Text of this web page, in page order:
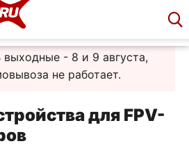
выходные - 8 и 9 августа,
не работает.
для FPV-